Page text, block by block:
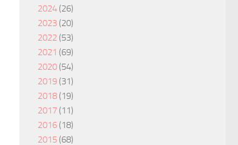
2024 (26)
2023 (20)
2022 (53)
2021 (69)
2020 (54)
2019 (31)
2018 (19)
2017 (11)
2016 (18)
2015 (68)